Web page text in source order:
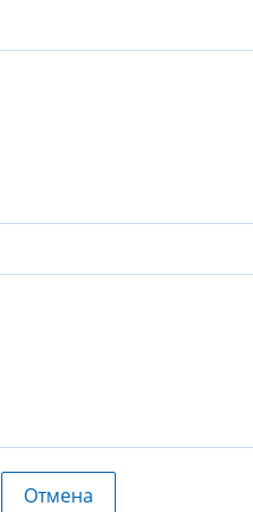
Отмена